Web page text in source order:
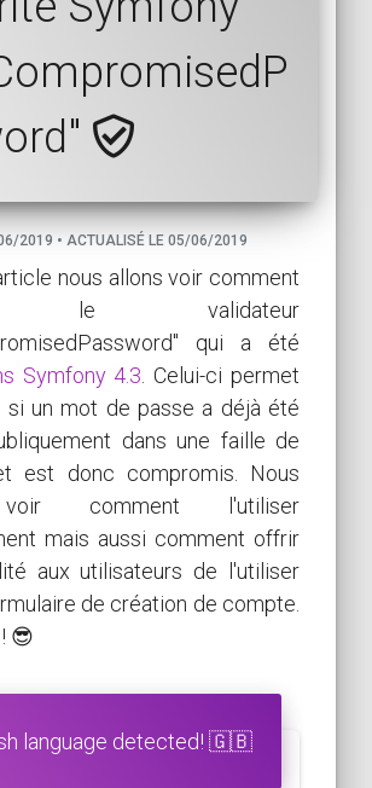
2019 • ACTUALISÉ LE 05/06/2019
nous allons voir comment
le validateur
qui a été
Symfony 4.3 . Celui-ci permet
si un mot de passe a déjà été
dans une faille de
est donc compromis. Nous
comment l'utiliser
mais aussi comment offrir
aux utilisateurs de l'utiliser
de création de compte.
😎
language detected! 🇬🇧